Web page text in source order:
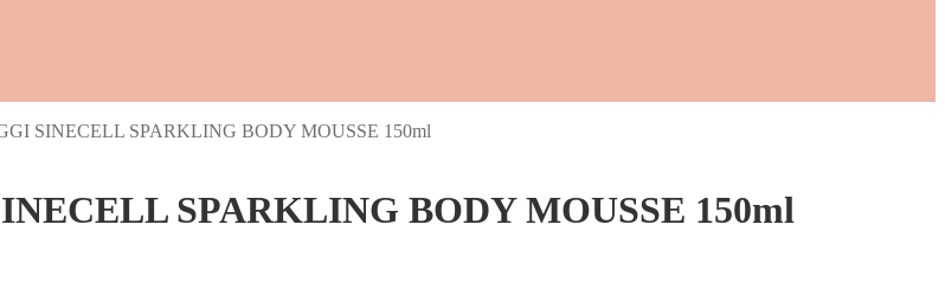
SINECELL SPARKLING BODY MOUSSE 150ml
SPARKLING BODY MOUSSE 150ml